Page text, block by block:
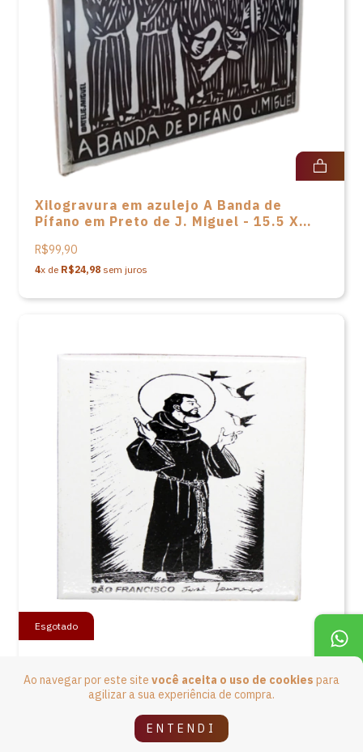
Ao navegar por este site você aceita o uso de cookies para
agilizar a sua experiência de compra.
ENTENDI
Xilogravura em azulejo A Banda de
Pífano em Preto de J. Miguel - 15.5 X
R$99,90
4x de R$24,98 sem juros
Esgotado
José Lourenço – pq